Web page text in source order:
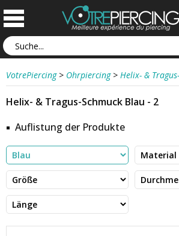
VotrePiercing > Ohrpiercing > Helix- &
Helix- & Tragus-Schmuck Blau - 2
Auflistung der Produkte